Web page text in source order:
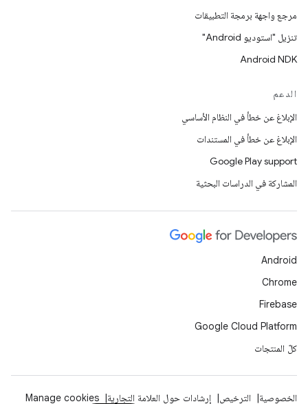
مرجع واجهة برمجة التطبيقات
تنزيل "استوديو Android"
Android NDK
الدعم
الإبلاغ عن خطأ في النظام الأساسي
الإبلاغ عن خطأ في المستندات
Google Play support
المشاركة في الدراسات البحثية
Android
Chrome
Firebase
Google Cloud Platform
كلّ المنتجات
الخصوصية الترخيص إرشادات حول العلامة التجارية Manage cookies